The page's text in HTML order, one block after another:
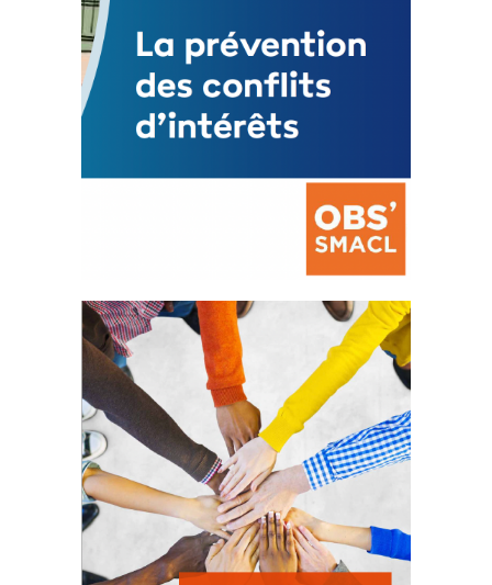
La prévention des conflits
d’intérêts
18 septembre 2023
FEUILLETER